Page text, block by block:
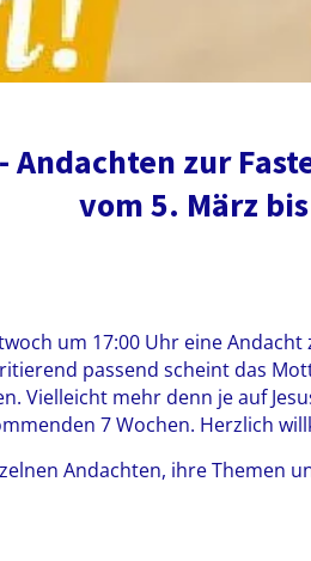
Andachten zur
vom 5. März
um 17:00 Uhr eine
passend scheint das
Vielleicht mehr denn je auf
7 Wochen. Herzlich
Andachten, ihre